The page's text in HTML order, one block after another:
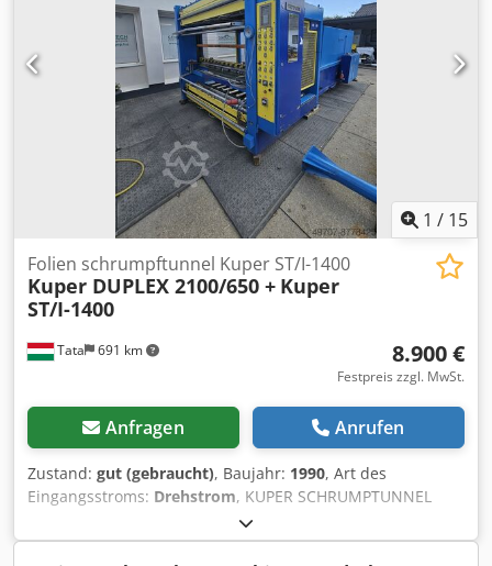
1 / 15
Tata 691 km
Folien schrumpftunnel Kuper ST/I-1400
Kuper DUPLEX 2100/650 + Kuper
ST/I-1400
8.900 €
Festpreis zzgl. MwSt.
Anfragen Anrufen
Zustand: gut (gebraucht), Baujahr: 1990, Art des
Eingangsstroms: Drehstrom, KUPER SCHRUMPTUNNEL
DUPLEX Hersteller: Küper Typ: ST/I-1400 Baujahr: 1987
Seriennummer: 594 Arbeitsbreite: 1300 mm Rollenhalter: